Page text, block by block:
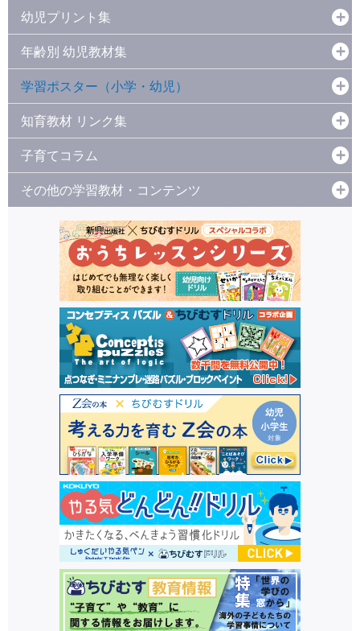
幼児プリント集
年齢別 幼児教材集
学習ポスター（小学・幼児）
知育教材 リンク集
子育てコラム
その他の学習教材・コンテンツ